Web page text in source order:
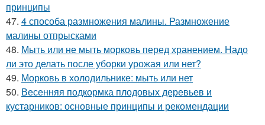
принципы
47. 4 способа размножения малины. Размножение
малины отпрысками
48. Мыть или не мыть морковь перед хранением. Надо
ли это делать после уборки урожая или нет?
49. Морковь в холодильнике: мыть или нет
50. Весенняя подкормка плодовых деревьев и
кустарников: основные принципы и рекомендации